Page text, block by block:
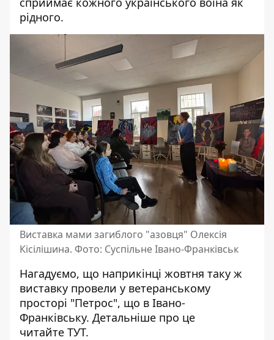
рідного.
Виставка мами загиблого "азовця" Олексія
Кісілішина. Фото: Суспільне Івано-Франківськ
Нагадуємо, що наприкінці жовтня таку ж
виставку провели у ветеранському
просторі "Петрос", що в Івано-
Франківську. Детальніше про це
читайте ТУТ.